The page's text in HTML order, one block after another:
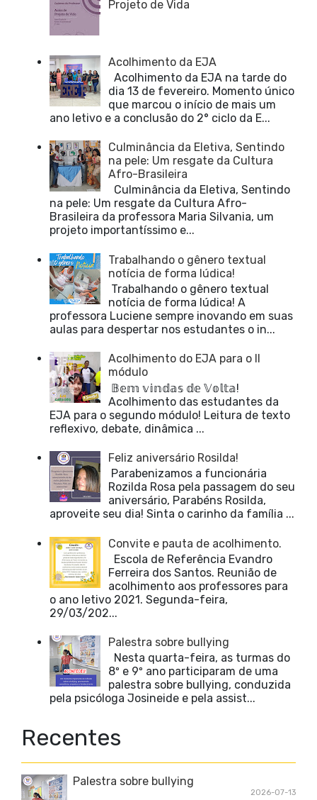
Projeto de Vida
Acolhimento da EJA
Acolhimento da EJA na tarde do
dia 13 de fevereiro. Momento único
que marcou o início de mais um
ano letivo e a conclusão do 2° ciclo da E...
Culminância da Eletiva, Sentindo
na pele: Um resgate da Cultura
Afro-Brasileira
Culminância da Eletiva, Sentindo
na pele: Um resgate da Cultura Afro-
Brasileira da professora Maria Silvania, um
projeto importantíssimo e...
Trabalhando o gênero textual
notícia de forma lúdica!
Trabalhando o gênero textual
notícia de forma lúdica! A
professora Luciene sempre inovando em suas
aulas para despertar nos estudantes o in...
Acolhimento do EJA para o II
módulo
𝔹𝕖𝕞 𝕧𝕚𝕟𝕕𝕒𝕤 𝕕𝕖 𝕍𝕠𝕝𝕥𝕒!
Acolhimento das estudantes da
EJA para o segundo módulo! Leitura de texto
reflexivo, debate, dinâmica ...
Feliz aniversário Rosilda!
Parabenizamos a funcionária
Rozilda Rosa pela passagem do seu
aniversário, Parabéns Rosilda,
aproveite seu dia! Sinta o carinho da família ...
Convite e pauta de acolhimento.
Escola de Referência Evandro
Ferreira dos Santos. Reunião de
acolhimento aos professores para
o ano letivo 2021. Segunda-feira,
29/03/202...
Palestra sobre bullying
Nesta quarta-feira, as turmas do
8º e 9º ano participaram de uma
palestra sobre bullying, conduzida
pela psicóloga Josineide e pela assist...
Recentes
Palestra sobre bullying
2026-07-13